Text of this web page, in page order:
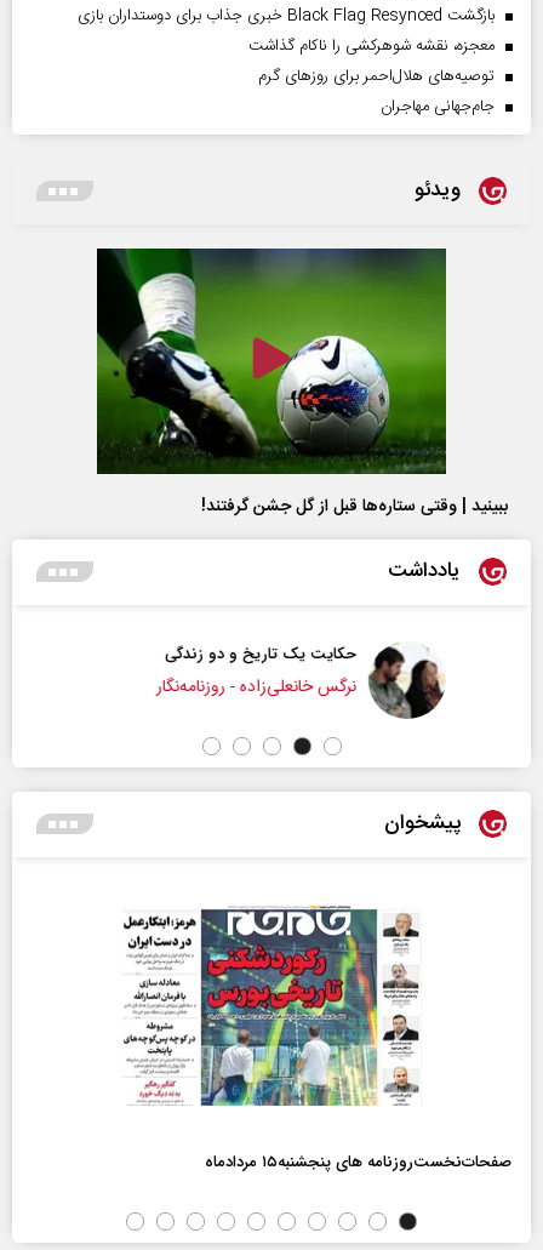
بازگشت Black Flag Resynced خبری جذاب برای دوستداران بازی
معجزه، نقشه شوهرکشی را ناکام گذاشت
توصیه‌های هلال‌احمر برای روز‌های گرم
جام‌جهانی مهاجران
ویدئو
ببینید | وقتی ستاره‌ها قبل از گل جشن گرفتند!
یادداشت
حکایت یک تاریخ و دو زندگی
نرگس خانعلی‌زاده - روزنامه‌نگار
پیشخوان
صفحات‌نخست‌روزنامه ها‌ی پنجشنبه‌۱۵ مردادماه